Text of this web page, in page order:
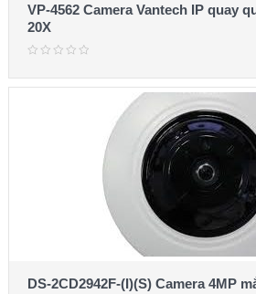
VP-4562 Camera Vantech IP quay
20X
DS-2CD2942F-(I)(S) Camera 4MP